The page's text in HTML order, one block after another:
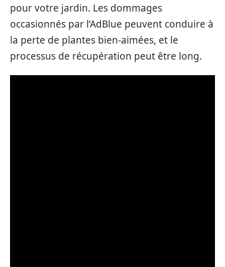
pour votre jardin. Les dommages
occasionnés par l’AdBlue peuvent conduire à
la perte de plantes bien-aimées, et le
processus de récupération peut être long.